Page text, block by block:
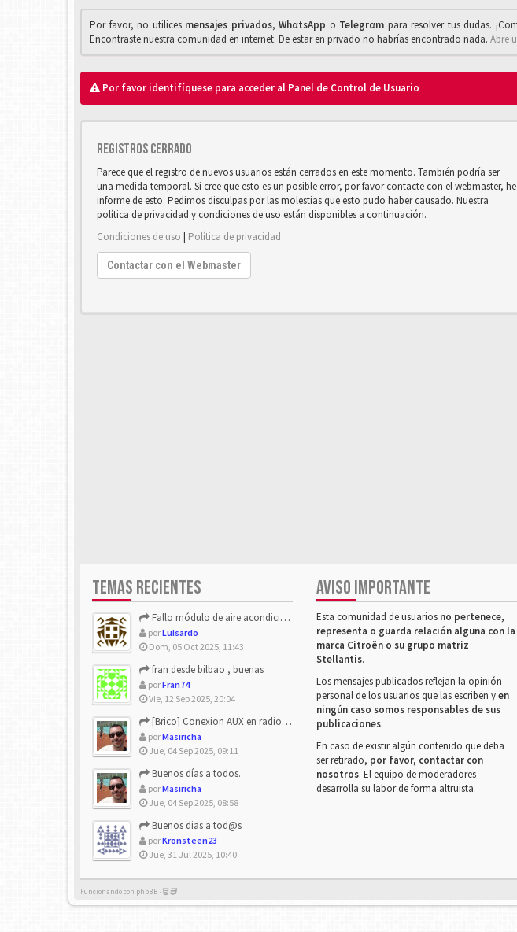
Por favor, no utilices mensajes privados,WhαtsApp o Telegrαm para resolver tus dudas.
Encontraste nuestra comunidad en internet. De estar en privado no habrías encontrado nada. Abre
Por favor identifíquese para acceder al Panel de Control de Usuario
Registros cerrado
Parece que el registro de nuevos usuarios están cerrados en este momento. También podría ser
una medida temporal. Si cree que esto es un posible error, por favor contacte con el webmaster, he
informe de esto. Pedimos disculpas por las molestias que esto pudo haber causado. Nuestra
política de privacidad y condiciones de uso están disponibles a continuación.
Condiciones de uso | Política de privacidad
Contactar con el Webmaster
TEMAS RECIENTES
Fallo módulo de aire acondicionado
porLuisardo
Dom, 05 Oct 2025, 11:43
fran desde bilbao , buenas
porFran74
Vie, 12 Sep 2025, 20:04
[Brico] Conexion AUX en radio de origen
porMasiricha
Jue, 04 Sep 2025, 09:11
Buenos días a todos.
porMasiricha
Jue, 04 Sep 2025, 08:58
Buenos dias a tod@s
porKronsteen23
Jue, 31 Jul 2025, 10:40
AVISO IMPORTANTE
Esta comunidad de usuarios no pertenece,
representa o guarda relación alguna con la
marca Citroën o su grupo matriz
Stellantis.
Los mensajes publicados reflejan la opinión
personal de los usuarios que las escriben yen
ningún caso somos responsables de sus
publicaciones.
En caso de existir algún contenido que deba
ser retirado, por favor, contactar con
nosotros. El equipo de moderadores
desarrolla su labor de forma altruista.
Funcionando con phpBB -